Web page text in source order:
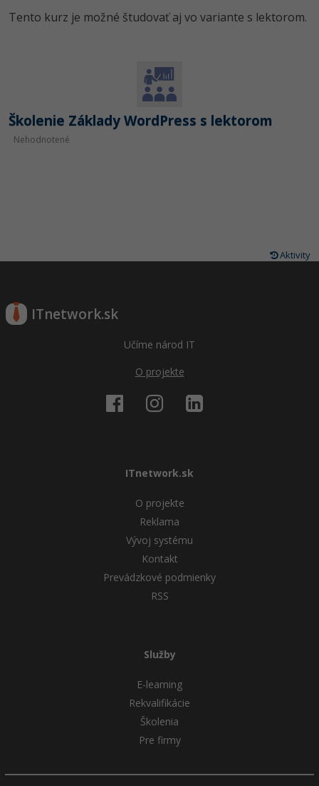
Tento kurz je možné študovať aj vo variante s lektorom.
Školenie Základy WordPress s lektorom
Nehodnotené
Aktivity
ITnetwork.sk
Učíme národ IT
O projekte
ITnetwork.sk
O projekte
Reklama
Vývoj systému
Kontakt
Prevádzkové podmienky
RSS
Služby
E-learning
Rekvalifikácie
Školenia
Pre firmy